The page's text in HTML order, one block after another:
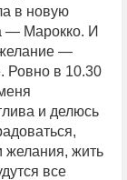
в новую
— Марокко. И
—
Ровно в 10.30
и делюсь
желания, жить
все